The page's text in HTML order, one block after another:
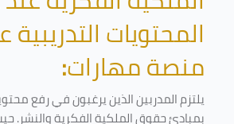
المحتويات
منصة مهارات:
يلتزم المدربين الذين يرغبون في رفع
بمبادئ حقوق الملكية الفكرية والنشر.